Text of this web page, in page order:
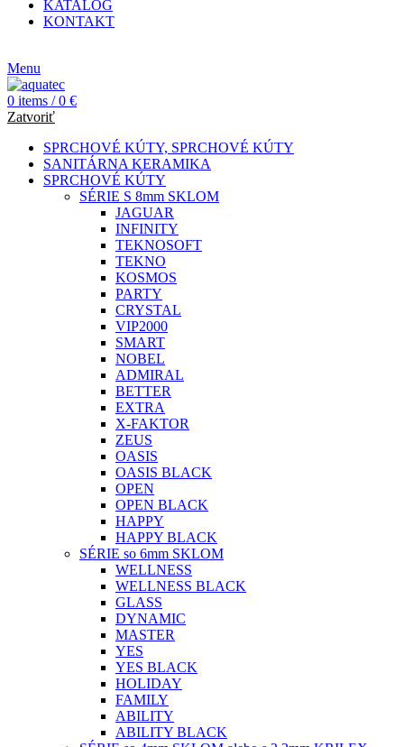
KATALÓG
KONTAKT
Menu
0 items / 0 €
Zatvoriť
SPRCHOVÉ KÚTY, SPRCHOVÉ KÚTY
SANITÁRNA KERAMIKA
SPRCHOVÉ KÚTY
SÉRIE S 8mm SKLOM
JAGUAR
INFINITY
TEKNOSOFT
TEKNO
KOSMOS
PARTY
CRYSTAL
VIP2000
SMART
NOBEL
ADMIRAL
BETTER
EXTRA
X-FAKTOR
ZEUS
OASIS
OASIS BLACK
OPEN
OPEN BLACK
HAPPY
HAPPY BLACK
SÉRIE so 6mm SKLOM
WELLNESS
WELLNESS BLACK
GLASS
DYNAMIC
MASTER
YES
YES BLACK
HOLIDAY
FAMILY
ABILITY
ABILITY BLACK